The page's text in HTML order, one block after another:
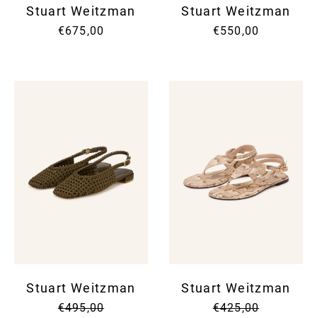
Stuart Weitzman
€675,00
Stuart Weitzman
€550,00
Stuart Weitzman
€495,00
Stuart Weitzman
€425,00